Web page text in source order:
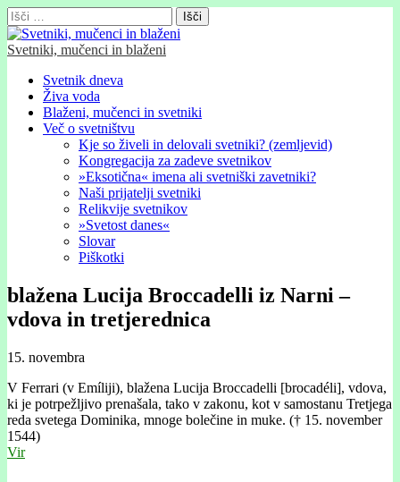
Išči:
Svetniki, mučenci in blaženi
Glavni
meni
Skip
content
Svetnik dneva
Živa voda
Blaženi, mučenci in svetniki
Več o svetništvu
Kje so živeli in delovali svetniki? (zemljevid)
Kongregacija za zadeve svetnikov
»Eksotična« imena ali svetniški zavetniki?
Naši prijatelji svetniki
Relikvije svetnikov
»Svetost danes«
Slovar
Piškotki
blažena Lucija Broccadelli iz Narni –
vdova in tretjerednica
15. novembra
V Ferrari (v Emíliji), blažena Lucija Broccadelli [brocadéli], vdova,
ki je potrpežljivo prenašala, tako v zakonu, kot v samostanu Tretjega
reda svetega Dominika, mnoge bolečine in muke. († 15. november
1544)
Vir